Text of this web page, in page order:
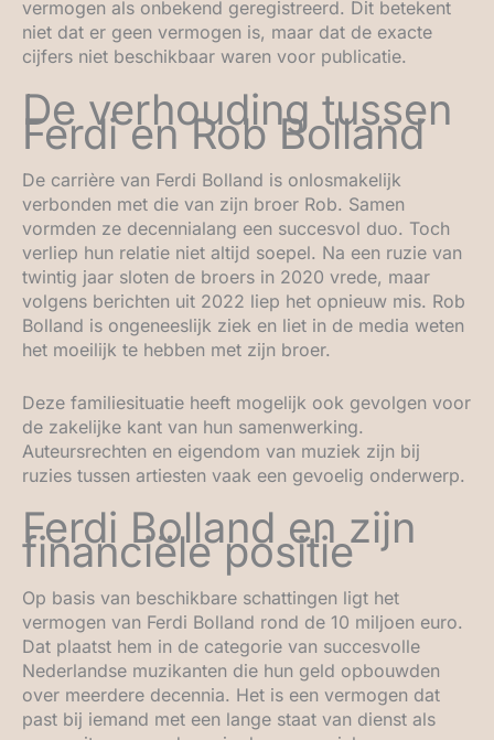
vermogen als onbekend geregistreerd. Dit betekent
niet dat er geen vermogen is, maar dat de exacte
cijfers niet beschikbaar waren voor publicatie.
De verhouding tussen
Ferdi en Rob Bolland
De carrière van Ferdi Bolland is onlosmakelijk
verbonden met die van zijn broer Rob. Samen
vormden ze decennialang een succesvol duo. Toch
verliep hun relatie niet altijd soepel. Na een ruzie van
twintig jaar sloten de broers in 2020 vrede, maar
volgens berichten uit 2022 liep het opnieuw mis. Rob
Bolland is ongeneeslijk ziek en liet in de media weten
het moeilijk te hebben met zijn broer.
Deze familiesituatie heeft mogelijk ook gevolgen voor
de zakelijke kant van hun samenwerking.
Auteursrechten en eigendom van muziek zijn bij
ruzies tussen artiesten vaak een gevoelig onderwerp.
Ferdi Bolland en zijn
financiële positie
Op basis van beschikbare schattingen ligt het
vermogen van Ferdi Bolland rond de 10 miljoen euro.
Dat plaatst hem in de categorie van succesvolle
Nederlandse muzikanten die hun geld opbouwden
over meerdere decennia. Het is een vermogen dat
past bij iemand met een lange staat van dienst als